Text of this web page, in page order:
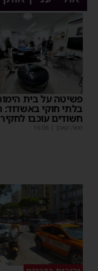
פשיטה על בית
בלתי חוקי
חשודים עוכבו
משה קאהן 16:06